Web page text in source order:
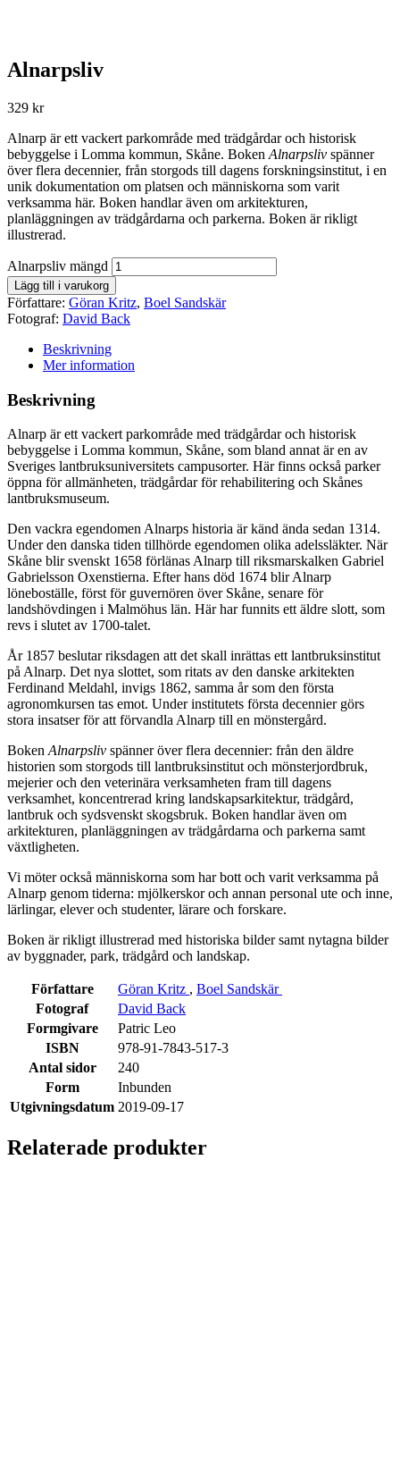
Alnarpsliv
329 kr
Alnarp är ett vackert parkområde med trädgårdar och historisk
bebyggelse i Lomma kommun, Skåne. Boken Alnarpsliv spänner
över flera decennier, från storgods till dagens forskningsinstitut, i en
unik dokumentation om platsen och människorna som varit
verksamma här. Boken handlar även om arkitekturen,
planläggningen av trädgårdarna och parkerna. Boken är rikligt
illustrerad.
Alnarpsliv mängd
Lägg till i varukorg
Författare: Göran Kritz, Boel Sandskär
Fotograf: David Back
Beskrivning
Mer information
Beskrivning
Alnarp är ett vackert parkområde med trädgårdar och historisk
bebyggelse i Lomma kommun, Skåne, som bland annat är en av
Sveriges lantbruksuniversitets campusorter. Här finns också parker
öppna för allmänheten, trädgårdar för rehabilitering och Skånes
lantbruksmuseum.
Den vackra egendomen Alnarps historia är känd ända sedan 1314.
Under den danska tiden tillhörde egendomen olika adelssläkter. När
Skåne blir svenskt 1658 förlänas Alnarp till riksmarskalken Gabriel
Gabrielsson Oxenstierna. Efter hans död 1674 blir Alnarp
löneboställe, först för guvernören över Skåne, senare för
landshövdingen i Malmöhus län. Här har funnits ett äldre slott, som
revs i slutet av 1700-talet.
År 1857 beslutar riksdagen att det skall inrättas ett lantbruksinstitut
på Alnarp. Det nya slottet, som ritats av den danske arkitekten
Ferdinand Meldahl, invigs 1862, samma år som den första
agronomkursen tas emot. Under institutets första decennier görs
stora insatser för att förvandla Alnarp till en mönstergård.
Boken Alnarpsliv spänner över flera decennier: från den äldre
historien som storgods till lantbruksinstitut och mönsterjordbruk,
mejerier och den veterinära verksamheten fram till dagens
verksamhet, koncentrerad kring landskapsarkitektur, trädgård,
lantbruk och sydsvenskt skogsbruk. Boken handlar även om
arkitekturen, planläggningen av trädgårdarna och parkerna samt
växtligheten.
Vi möter också människorna som har bott och varit verksamma på
Alnarp genom tiderna: mjölkerskor och annan personal ute och inne,
lärlingar, elever och studenter, lärare och forskare.
Boken är rikligt illustrerad med historiska bilder samt nytagna bilder
av byggnader, park, trädgård och landskap.
Författare Göran Kritz , Boel Sandskär
Fotograf
David Back
Formgivare
Patric Leo
ISBN
978-91-7843-517-3
Antal sidor
240
Form
Inbunden
Utgivningsdatum 2019-09-17
Relaterade produkter